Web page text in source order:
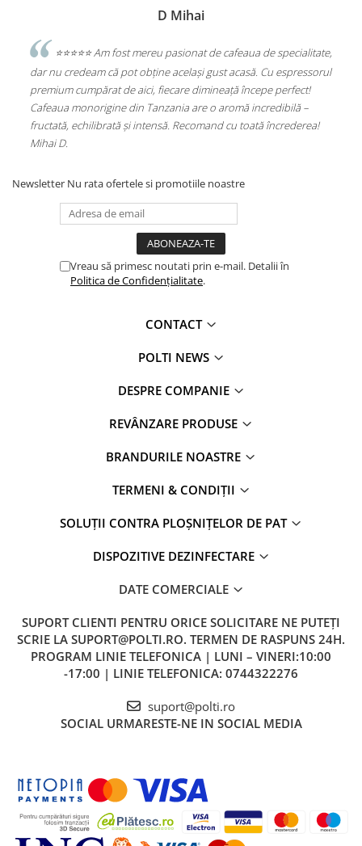
D Mihai
⭐️⭐️⭐️⭐️⭐️ Am fost mereu pasionat de cafeaua de specialitate,
dar nu credeam că pot obține același gust acasă. Cu espressorul
premium cumpărat de aici, fiecare dimineață începe perfect!
Cafeaua monorigine din Tanzania are o aromă incredibilă –
fructată, echilibrată și intensă. Recomand cu toată încrederea!
Mihai D.
Newsletter Nu rata ofertele si promotiile noastre
Vreau să primesc noutati prin e-mail. Detalii în
Politica de Confidențialitate.
CONTACT
POLTI NEWS
DESPRE COMPANIE
REVÂNZARE PRODUSE
BRANDURILE NOASTRE
TERMENI & CONDIȚII
SOLUȚII CONTRA PLOȘNIȚELOR DE PAT
DISPOZITIVE DEZINFECTARE
DATE COMERCIALE
SUPORT CLIENTI PENTRU ORICE SOLICITARE NE PUTEȚI
SCRIE LA SUPORT@POLTI.RO. TERMEN DE RASPUNS 24H.
PROGRAM LINIE TELEFONICA | LUNI – VINERI:10:00
-17:00 | LINIE TELEFONICA: 0744322276
suport@polti.ro
SOCIAL URMARESTE-NE IN SOCIAL MEDIA